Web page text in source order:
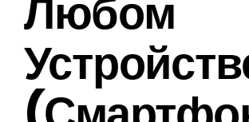
Любом